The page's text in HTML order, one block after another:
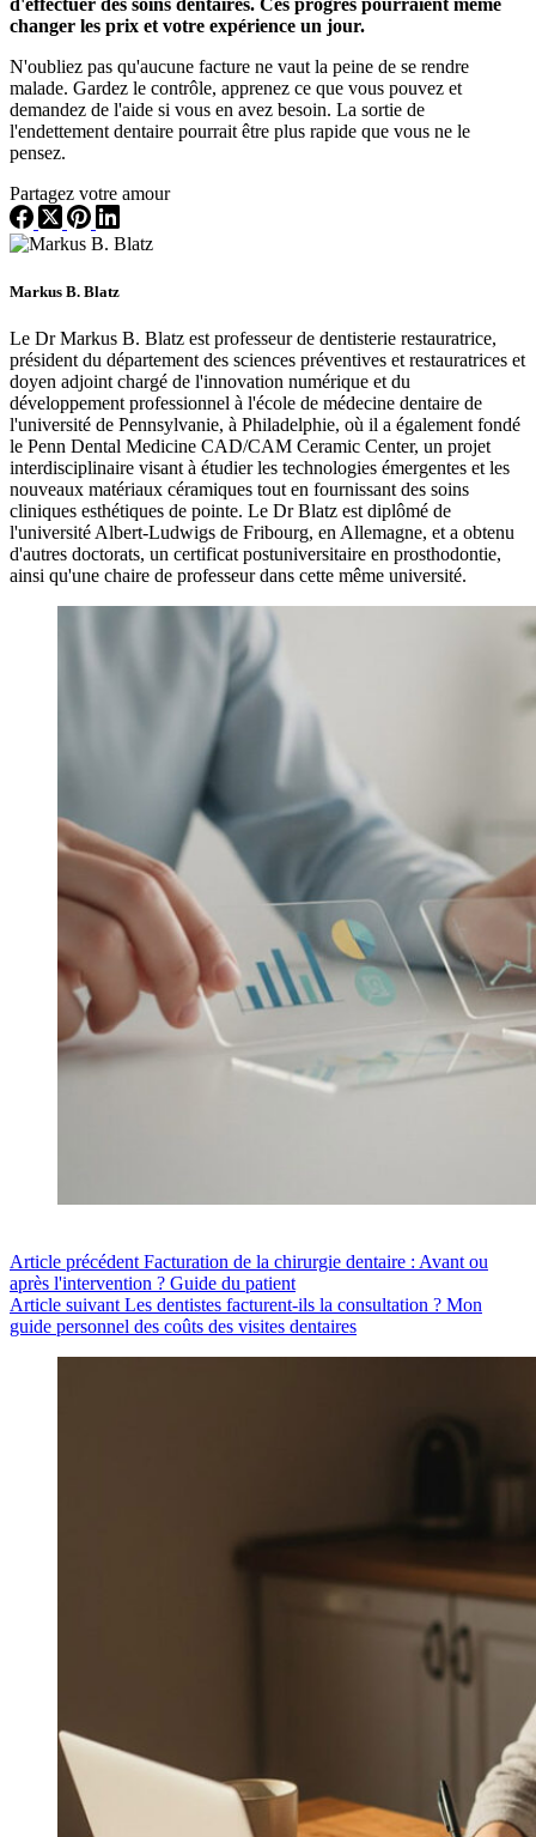
d'effectuer des soins dentaires. Ces progrès pourraient même
changer les prix et votre expérience un jour.
N'oubliez pas qu'aucune facture ne vaut la peine de se rendre
malade. Gardez le contrôle, apprenez ce que vous pouvez et
demandez de l'aide si vous en avez besoin. La sortie de
l'endettement dentaire pourrait être plus rapide que vous ne le
pensez.
Partagez votre amour
Markus B. Blatz
Le Dr Markus B. Blatz est professeur de dentisterie restauratrice,
président du département des sciences préventives et restauratrices et
doyen adjoint chargé de l'innovation numérique et du
développement professionnel à l'école de médecine dentaire de
l'université de Pennsylvanie, à Philadelphie, où il a également fondé
le Penn Dental Medicine CAD/CAM Ceramic Center, un projet
interdisciplinaire visant à étudier les technologies émergentes et les
nouveaux matériaux céramiques tout en fournissant des soins
cliniques esthétiques de pointe. Le Dr Blatz est diplômé de
l'université Albert-Ludwigs de Fribourg, en Allemagne, et a obtenu
d'autres doctorats, un certificat postuniversitaire en prosthodontie,
ainsi qu'une chaire de professeur dans cette même université.
Article précédent Facturation de la chirurgie dentaire : Avant ou
après l'intervention ? Guide du patient
Article suivant Les dentistes facturent-ils la consultation ? Mon
guide personnel des coûts des visites dentaires